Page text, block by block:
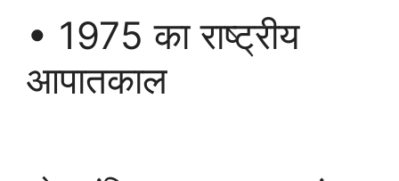
• 1975 का राष्ट्रीय
आपातकाल